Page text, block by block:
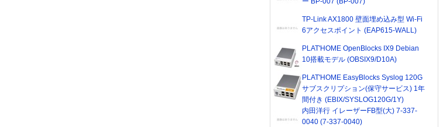
TP-Link AX1800 壁面埋め込み型 Wi-Fi
6アクセスポイント (EAP615-WALL)
PLAT'HOME OpenBlocks IX9 Debian
10搭載モデル (OBSIX9/D10A)
PLAT'HOME EasyBlocks Syslog 120G
サブスクリプション(保守サービス) 1年
間付き (EBIX/SYSLOG120G/1Y)
内田洋行 イレーザーFB型(大) 7-337-
0040 (7-337-0040)